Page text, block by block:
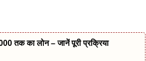
तक का लोन – जानें पूरी प्रक्रिया